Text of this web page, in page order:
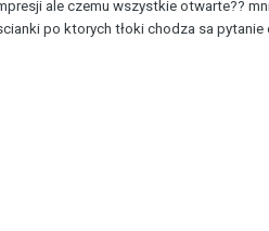
ale czemu wszystkie otwarte??
po ktorych tłoki chodza sa pytanie